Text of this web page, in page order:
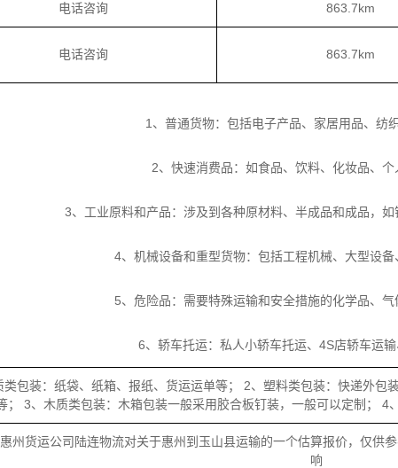
电话咨询 863.7km
电话咨询 863.7km
1、普通货物：包括电子产品、家居用品、纺
2、快速消费品：如食品、饮料、化妆品、个
3、工业原料和产品：涉及到各种原材料、半成品和成品，如
4、机械设备和重型货物：包括工程机械、大型设备
5、危险品：需要特殊运输和安全措施的化学品、气
6、轿车托运：私人小轿车托运、4S店轿车运输
类包装：纸袋、纸箱、报纸、货运运单等； 2、塑料类包装：快递外包
； 3、木质类包装：木箱包装一般采用胶合板钉装，一般可以定制； 4
州货运公司陆连物流对关于惠州到玉山县运输的一个估算报价，仅供
响